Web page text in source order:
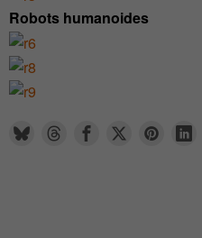
Robots humanoides